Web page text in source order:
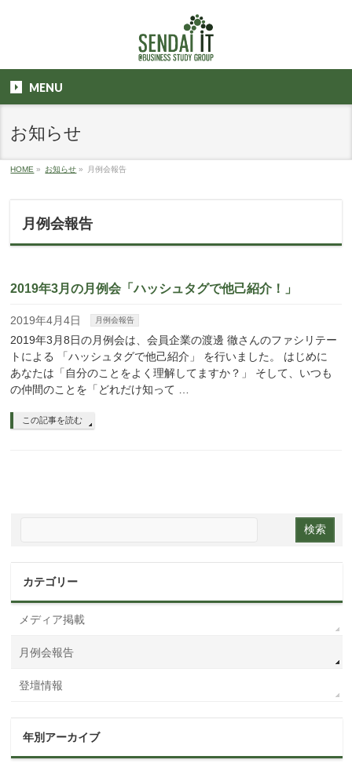
MENU
お知らせ
HOME » お知らせ » 月例会報告
月例会報告
2019年3月の月例会「ハッシュタグで他己紹介！」
2019年4月4日 月例会報告
2019年3月8日の月例会は、会員企業の渡邊 徹さんのファシリテー
トによる 「ハッシュタグで他己紹介」 を行いました。 はじめに
あなたは「自分のことをよく理解してますか？」 そして、いつも
の仲間のことを「どれだけ知って …
この記事を読む
カテゴリー
メディア掲載
月例会報告
登壇情報
年別アーカイブ